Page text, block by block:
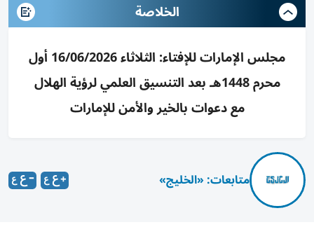
الخلاصة
مجلس الإمارات للإفتاء: الثلاثاء 16/06/2026 أول
محرم 1448هـ بعد التنسيق العلمي لرؤية الهلال
مع دعوات بالخير والأمن للإمارات
متابعات: «الخليج»